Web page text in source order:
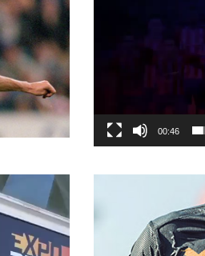
00:46
نمایشگر
ویدیو